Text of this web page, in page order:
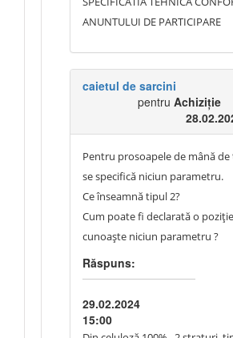
ANUNTULUI DE PARTICIPARE
caietul de sarcini
pentru Achiziție
Pentru prosoapele de mână de
se specifică niciun parametru.
Ce înseamnă tipul 2?
Cum poate fi declarată o
cunoaște niciun parametru ?
Răspuns:
29.02.2024
15:00